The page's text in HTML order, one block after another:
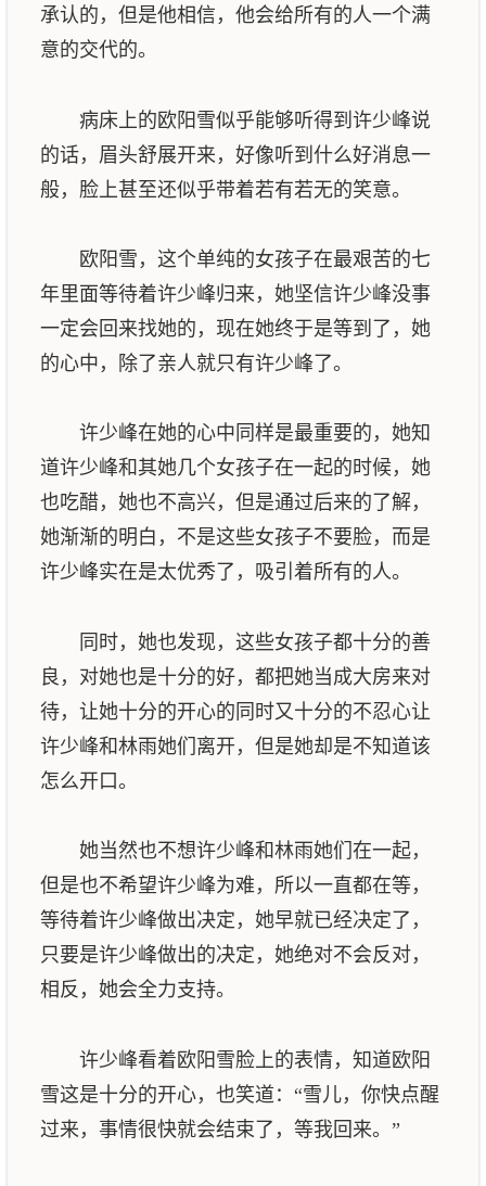
承认的，但是他相信，他会给所有的人一个满
意的交代的。
病床上的欧阳雪似乎能够听得到许少峰说
的话，眉头舒展开来，好像听到什么好消息一
般，脸上甚至还似乎带着若有若无的笑意。
欧阳雪，这个单纯的女孩子在最艰苦的七
年里面等待着许少峰归来，她坚信许少峰没事
一定会回来找她的，现在她终于是等到了，她
的心中，除了亲人就只有许少峰了。
许少峰在她的心中同样是最重要的，她知
道许少峰和其她几个女孩子在一起的时候，她
也吃醋，她也不高兴，但是通过后来的了解，
她渐渐的明白，不是这些女孩子不要脸，而是
许少峰实在是太优秀了，吸引着所有的人。
同时，她也发现，这些女孩子都十分的善
良，对她也是十分的好，都把她当成大房来对
待，让她十分的开心的同时又十分的不忍心让
许少峰和林雨她们离开，但是她却是不知道该
怎么开口。
她当然也不想许少峰和林雨她们在一起，
但是也不希望许少峰为难，所以一直都在等，
等待着许少峰做出决定，她早就已经决定了，
只要是许少峰做出的决定，她绝对不会反对，
相反，她会全力支持。
许少峰看着欧阳雪脸上的表情，知道欧阳
雪这是十分的开心，也笑道：“雪儿，你快点醒
过来，事情很快就会结束了，等我回来。”